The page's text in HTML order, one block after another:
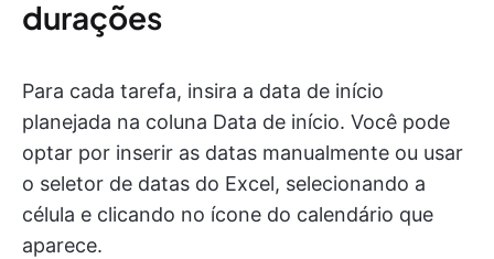
durações
Para cada tarefa, insira a data de início
planejada na coluna Data de início. Você pode
optar por inserir as datas manualmente ou usar
o seletor de datas do Excel, selecionando a
célula e clicando no ícone do calendário que
aparece.